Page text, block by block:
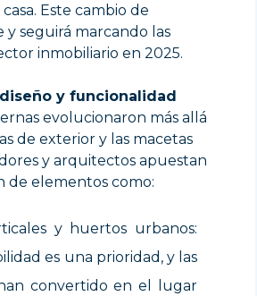
Este cambio de
y seguirá marcando las
inmobiliario en 2025.
y funcionalidad
evolucionaron más allá
de exterior y las macetas
y arquitectos apuestan
de elementos como:
y huertos urbanos:
es una prioridad, y las
convertido en el lugar